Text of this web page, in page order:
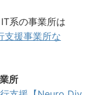
系の事業所は
支援事業所な
所